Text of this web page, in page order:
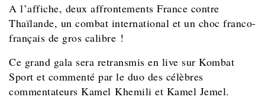
A l’affiche, deux affrontements France contre
Thaïlande, un combat international et un choc franco-
français de gros calibre !
Ce grand gala sera retransmis en live sur Kombat
Sport et commenté par le duo des célèbres
commentateurs Kamel Khemili et Kamel Jemel.